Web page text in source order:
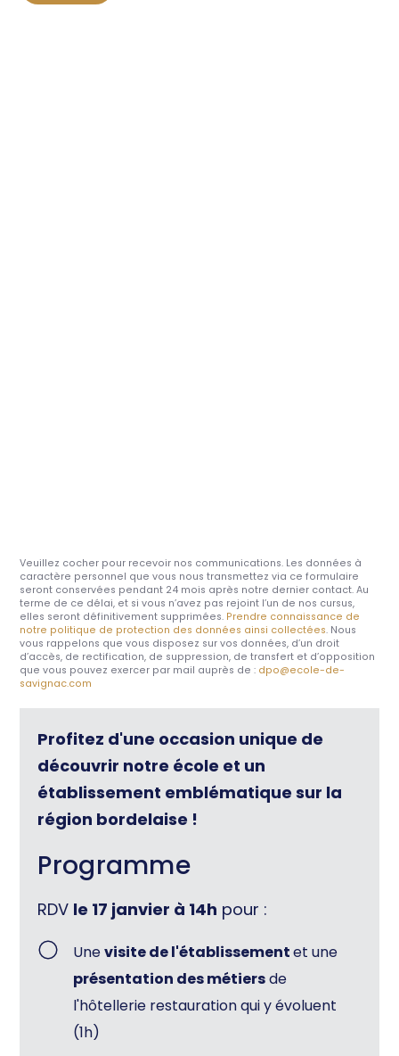
Veuillez cocher pour recevoir nos communications. Les données à
caractère personnel que vous nous transmettez via ce formulaire
seront conservées pendant 24 mois après notre dernier contact. Au
terme de ce délai, et si vous n’avez pas rejoint l’un de nos cursus,
elles seront définitivement supprimées. Prendre connaissance de
notre politique de protection des données ainsi collectées. Nous
vous rappelons que vous disposez sur vos données, d’un droit
d’accès, de rectification, de suppression, de transfert et d’opposition
que vous pouvez exercer par mail auprès de : dpo@ecole-de-
savignac.com
Profitez d'une occasion unique de
découvrir notre école et un
établissement emblématique sur la
région bordelaise !
Programme
RDV le 17 janvier à 14h pour :
Unevisite de l'établissementet une
présentation des métiersde
l'hôtellerie restauration qui y évoluent
(1h)